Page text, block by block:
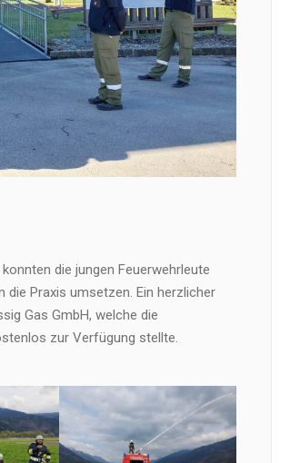
die jungen Feuerwehrleute
Praxis umsetzen. Ein herzlicher
Gas GmbH, welche die
zur Verfügung stellte.